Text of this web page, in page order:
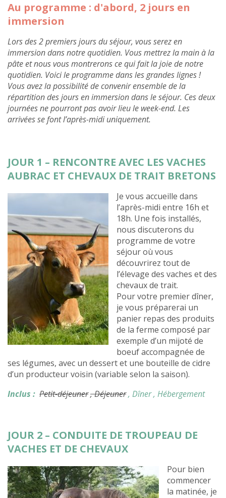
Au programme : d'abord, 2 jours en
immersion
Lors des 2 premiers jours du séjour, vous serez en
immersion dans notre quotidien. Vous mettrez la main à la
pâte et nous vous montrerons ce qui fait la joie de notre
quotidien. Voici le programme dans les grandes lignes !
Vous avez la possibilité de convenir ensemble de la
répartition des jours en immersion dans le séjour. Ces deux
journées ne pourront pas avoir lieu le week-end. Les
arrivées se font l’après-midi uniquement.
JOUR 1 – RENCONTRE AVEC LES VACHES
AUBRAC ET CHEVAUX DE TRAIT BRETONS
Je vous accueille dans
l’après-midi entre 16h et
18h. Une fois installés,
nous discuterons du
programme de votre
séjour où vous
découvrirez tout de
l’élevage des vaches et des
chevaux de trait.
Pour votre premier dîner,
je vous préparerai un
panier repas des produits
de la ferme composé par
exemple d’un mijoté de
boeuf accompagnée de
ses légumes, avec un dessert et une bouteille de cidre
d’un producteur voisin (variable selon la saison).
Inclus : Petit-déjeuner, Déjeuner, Dîner, Hébergement
JOUR 2 – CONDUITE DE TROUPEAU DE
VACHES ET DE CHEVAUX
Pour bien
commencer
la matinée, je